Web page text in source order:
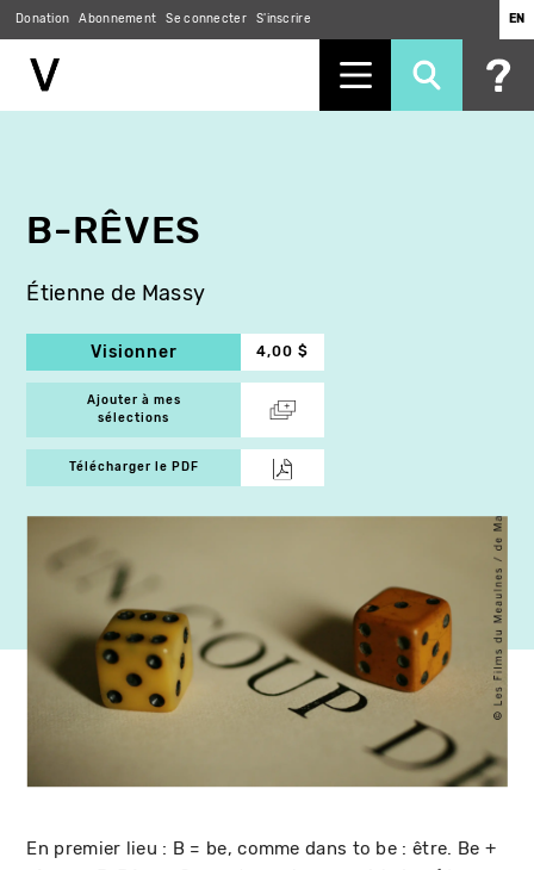
Donation Abonnement Se connecter S'inscrire EN
B-RÊVES
Étienne de Massy
Visionner 4,00 $
Ajouter à mes
sélections
Télécharger le PDF
En premier lieu : B = be, comme dans to be : être. Be +